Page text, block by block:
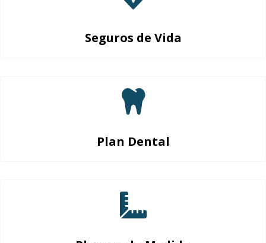
Seguros de Vida
Plan Dental